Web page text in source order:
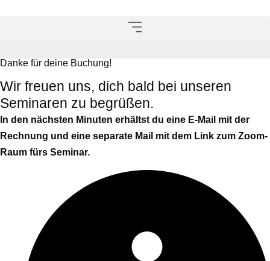
Danke für deine Buchung!
Wir freuen uns, dich bald bei unseren
Seminaren zu begrüßen.
In den nächsten Minuten erhältst du eine E-Mail mit der
Rechnung und eine separate Mail mit dem Link zum Zoom-
Raum fürs Seminar.